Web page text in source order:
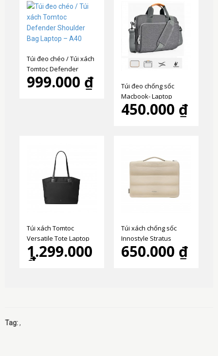
Túi đeo chéo / Túi xách
Tomtoc Defender
Shoulder Bag Laptop –
A40
999.000 ₫
Túi đeo chống sốc
Macbook- Laptop
13.3"/14" cao cấp - T117
450.000 ₫
Túi xách Tomtoc
Versatile Tote Laptop
T23 - năm 2025
1.299.000
₫
Túi xách chống sốc
Innostyle Stratus
Carrying Laptop
650.000 ₫
Tag:,